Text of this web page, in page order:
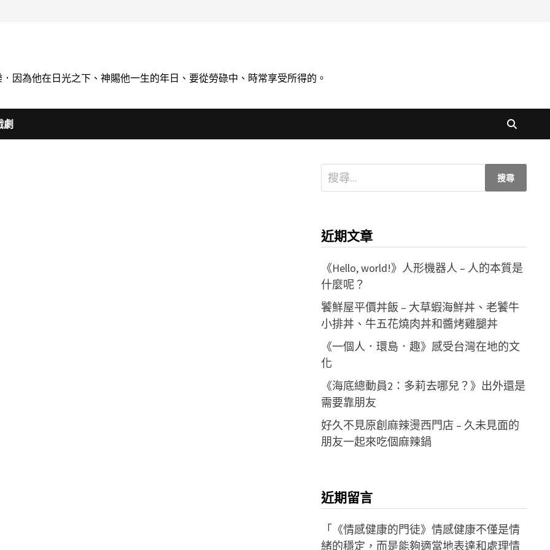
因為他在日光之下、神賜他一生的年日、要從勞碌中、時常享受所得的。
劇
搜
尋
字:
近期文章
《Hello, world!》人形機器人 – 人的本質是
什麼呢？
饕鮮屋平價丼飯 – 大草蝦海鮮丼、老饕牛
小排丼、牛五花燒肉丼和醬烤雞腿丼
《一個人．環島．趣》感受台灣在地的文
化
《海底總動員2：多莉去哪兒？》出外還是
需要靠朋友
好久不見原創麻辣燙西門店 – 久未見面的
朋友一起來吃個麻辣鍋
近期留言
「 《情感健康的門徒》情感健康不僅是情
緒的穩定，而是能夠適當地表達和處理情